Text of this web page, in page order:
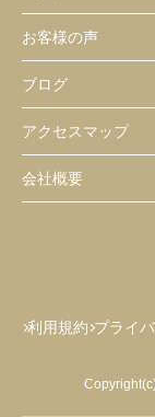
お客様の声
ブログ
アクセスマップ
会社概要
利用規約 プライ